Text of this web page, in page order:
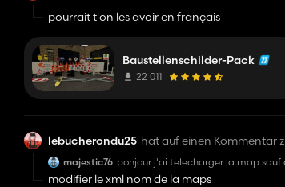
pourrait t'on les avoir en français
Baustellenschilder-Pack
22 011
lebucherondu25 hat auf einen Kommentar
majestic76
modifier le xml nom de la maps